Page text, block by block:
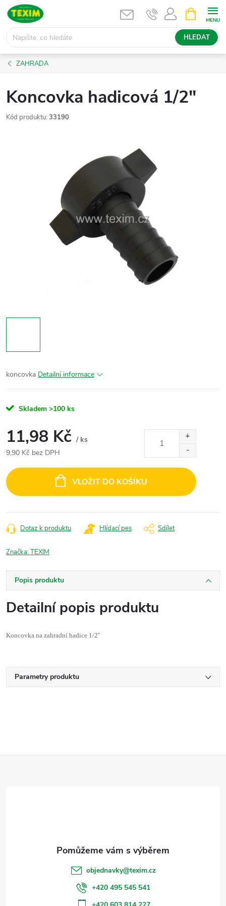
Přejít
obsah
HLEDAT
NÁKUPNÍ
KOŠÍK
ZAHRADA
Koncovka hadicová 1/2"
Kód produktu: 33190
koncovka Detailní informace
Skladem >100 ks
11,98 Kč / ks
9,90 Kč bez DPH
cena:
VLOŽIT DO KOŠÍKU
Dotaz k produktu Hlídací pes Sdílet
Značka:TEXIM
Popis produktu
Detailní popis produktu
Koncovka na zahradní hadice 1/2"
Parametry produktu
objednavky@texim.cz
+420 495 545 541